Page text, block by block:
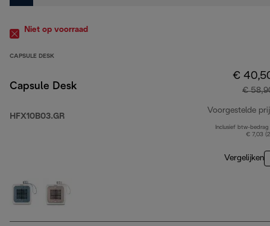
Niet op voorraad
CAPSULE DESK
Capsule Desk
HFX10B03.GR
€
€
Voorgestelde
Inclusief btw-bedrag
€ 7,03
Vergelijken